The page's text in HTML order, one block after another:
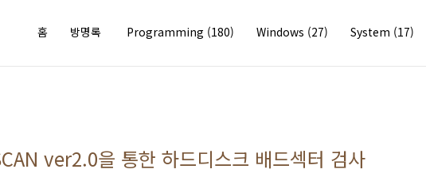
홈 방명록 Programming (180) Windows (27) System (17)
ver2.0을 통한 하드디스크 배드섹터 검사